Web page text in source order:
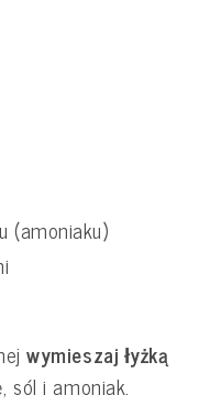
(amoniaku)
wymieszaj łyżką
sól i amoniak.